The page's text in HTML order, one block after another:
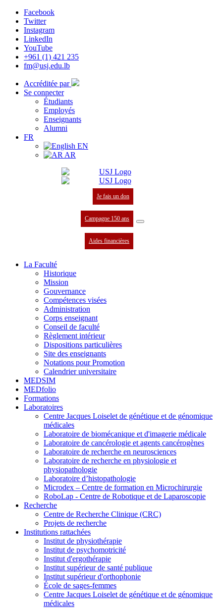
Facebook
Twitter
Instagram
LinkedIn
YouTube
+961 (1) 421 235
fm@usj.edu.lb
Accréditée par
Se connecter
Étudiants
Employés
Enseignants
Alumni
FR
EN
AR
Je fais un don
Campagne 150 ans
Aides financières
La Faculté
Historique
Mission
Gouvernance
Compétences visées
Administration
Corps enseignant
Conseil de faculté
Règlement intérieur
Dispositions particulières
Site des enseignants
Notations pour Promotion
Calendrier universitaire
MEDSIM
MEDfolio
Formations
Laboratoires
Centre Jacques Loiselet de génétique et de génomique
médicales
Laboratoire de biomécanique et d'imagerie médicale
Laboratoire de cancérologie et agents cancérogènes
Laboratoire de recherche en neurosciences
Laboratoire de recherche en physiologie et
physiopathologie
Laboratoire d’histopathologie
Microdex – Centre de formation en Microchirurgie
RoboLap - Centre de Robotique et de Laparoscopie
Recherche
Centre de Recherche Clinique (CRC)
Projets de recherche
Institutions rattachées
Institut de physiothérapie
Institut de psychomotricité
Institut d'ergothérapie
Institut supérieur de santé publique
Institut supérieur d'orthophonie
École de sages-femmes
Centre Jacques Loiselet de génétique et de génomique
médicales